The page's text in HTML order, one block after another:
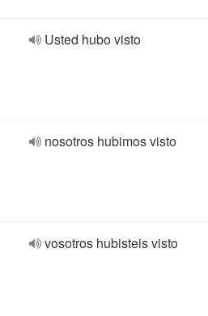
Usted hubo visto
nosotros hubimos visto
vosotros hubisteis visto